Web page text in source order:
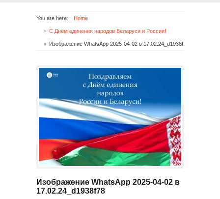
You are here: Home
С Днём единения народов Беларуси и России!
Изображение WhatsApp 2025-04-02 в 17.02.24_d1938f78
Изображение WhatsApp 2025-04-02 в
17.02.24_d1938f78